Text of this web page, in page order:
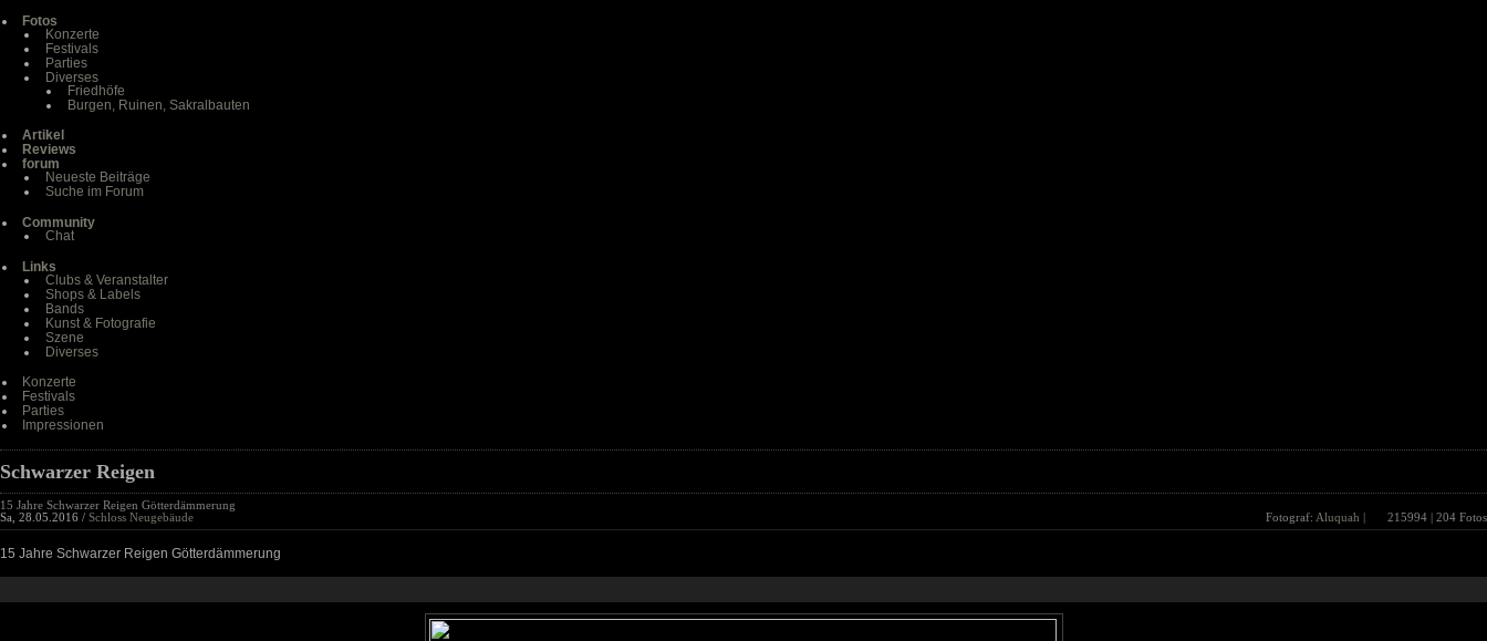
Fotos
Konzerte
Festivals
Parties
Diverses
Friedhöfe
Burgen, Ruinen, Sakralbauten
Artikel
Reviews
forum
Neueste Beiträge
Suche im Forum
Community
Chat
Links
Clubs & Veranstalter
Shops & Labels
Bands
Kunst & Fotografie
Szene
Diverses
Konzerte
Festivals
Parties
Impressionen
Schwarzer Reigen
15 Jahre Schwarzer Reigen Götterdämmerung
Sa, 28.05.2016 / Schloss Neugebäude Fotograf: Aluquah | 215994 | 204 Fotos
15 Jahre Schwarzer Reigen Götterdämmerung